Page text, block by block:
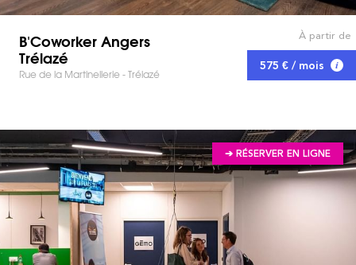
B'Coworker Angers
Trélazé
Rue de la Martinellerie - Trélazé
À partir de
575 € / mois
➔ RÉSERVER EN LIGNE